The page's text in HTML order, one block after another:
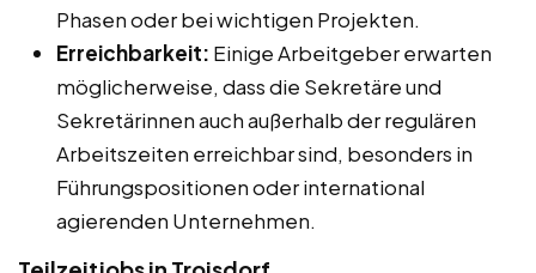
Phasen oder bei wichtigen Projekten.
Erreichbarkeit: Einige Arbeitgeber erwarten
möglicherweise, dass die Sekretäre und
Sekretärinnen auch außerhalb der regulären
Arbeitszeiten erreichbar sind, besonders in
Führungspositionen oder international
agierenden Unternehmen.